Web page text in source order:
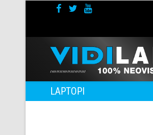
LAPTOPI